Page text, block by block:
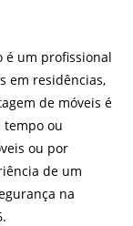
é um profissional
em residências,
de móveis é
tempo ou
ou por
de um
na